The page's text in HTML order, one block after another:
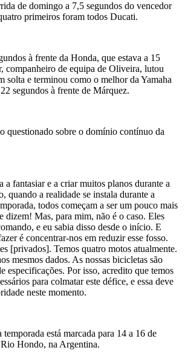
de domingo a 7,5 segundos do vencedor
primeiros foram todos Ducati.
à frente da Honda, que estava a 15
companheiro de equipa de Oliveira, lutou
solta e terminou como o melhor da Yamaha
segundos à frente de Márquez.
questionado sobre o domínio contínuo da
a fantasiar e a criar muitos planos durante a
quando a realidade se instala durante a
todos começam a ser um pouco mais
dizem! Mas, para mim, não é o caso. Eles
e eu sabia disso desde o início. E
é concentrar-nos em reduzir esse fosso.
[privados]. Temos quatro motos atualmente.
mesmos dados. As nossas bicicletas são
especificações. Por isso, acredito que temos
para colmatar este défice, e essa deve
neste momento.
está marcada para 14 a 16 de
Hondo, na Argentina.